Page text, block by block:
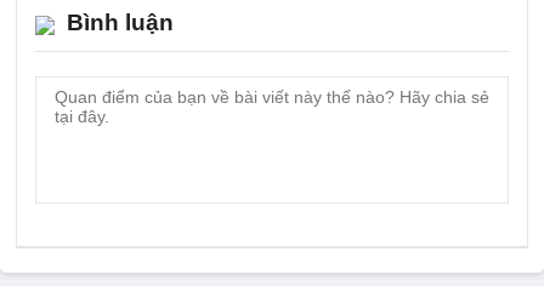
Bình luận